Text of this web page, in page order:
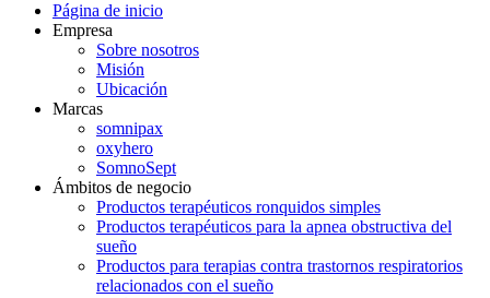
Página de inicio
Empresa
Sobre nosotros
Misión
Ubicación
Marcas
somnipax
oxyhero
SomnoSept
Ámbitos de negocio
Productos terapéuticos ronquidos simples
Productos terapéuticos para la apnea obstructiva del
sueño
Productos para terapias contra trastornos respiratorios
relacionados con el sueño